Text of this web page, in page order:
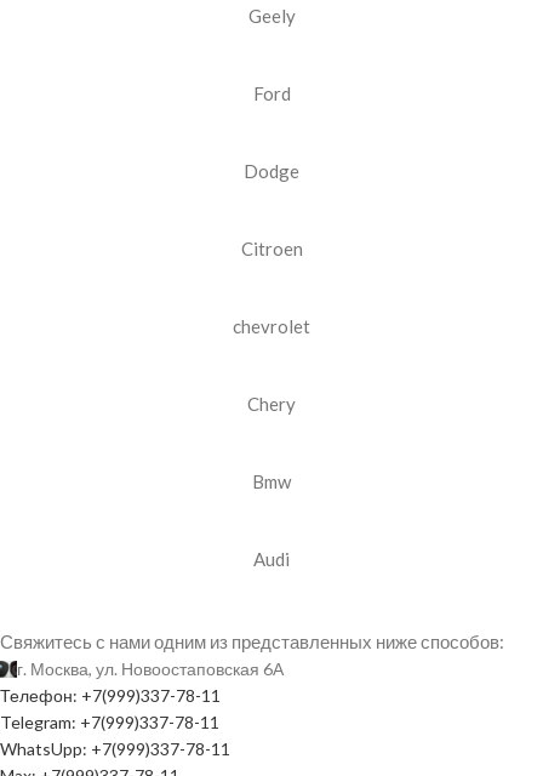
Geely
Ford
Dodge
Citroen
chevrolet
Chery
Bmw
Audi
Свяжитесь с нами одним из представленных ниже способов:
г. Москва, ул. Новоостаповская 6А
Телефон: +7(999)337-78-11
Telegram: +7(999)337-78-11
WhatsUpp: +7(999)337-78-11